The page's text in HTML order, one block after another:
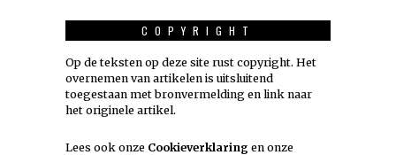
COPYRIGHT
Op de teksten op deze site rust copyright. Het
overnemen van artikelen is uitsluitend
toegestaan met bronvermelding en link naar
het originele artikel.
Lees ook onze Cookieverklaring en onze